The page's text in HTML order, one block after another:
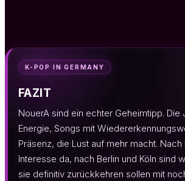
K-POP IN GERMANY
FAZIT
NouerA sind ein echter Geheimtipp. Die
Energie, Songs mit
Präsenz, die Lust auf mehr macht.
Interesse da, nach Berlin und Köln sind
sie definitiv zurückkehren sollen mit